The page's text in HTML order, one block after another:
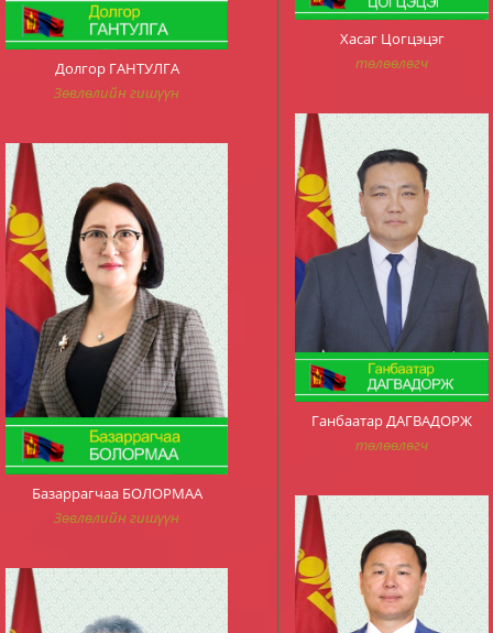
Долгор ГАНТУЛГА
Зөвлөлийн гишүүн
Базаррагчаа БОЛОРМАА
Зөвлөлийн гишүүн
Хасаг Цогцэцэг
төлөөлөгч
Ганбаатар ДАГВАДОРЖ
төлөөлөгч